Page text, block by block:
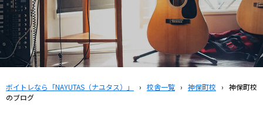
ボイトレなら「NAYUTAS（ナユタス）」 › 校舎一覧 › 神保町校 › 神保町校
のブログ